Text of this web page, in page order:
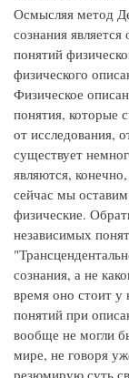
Осмысляя метод
сознания
понятий
физического
Физическое
понятия, которые
от исследования,
существует
являются,
сейчас мы
физические.
независимых
сознания, а не
время оно стоит у
понятий при
вообще не могли
мире, не говоря